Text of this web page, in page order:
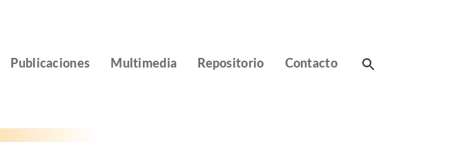
Publicaciones Multimedia Repositorio Contacto